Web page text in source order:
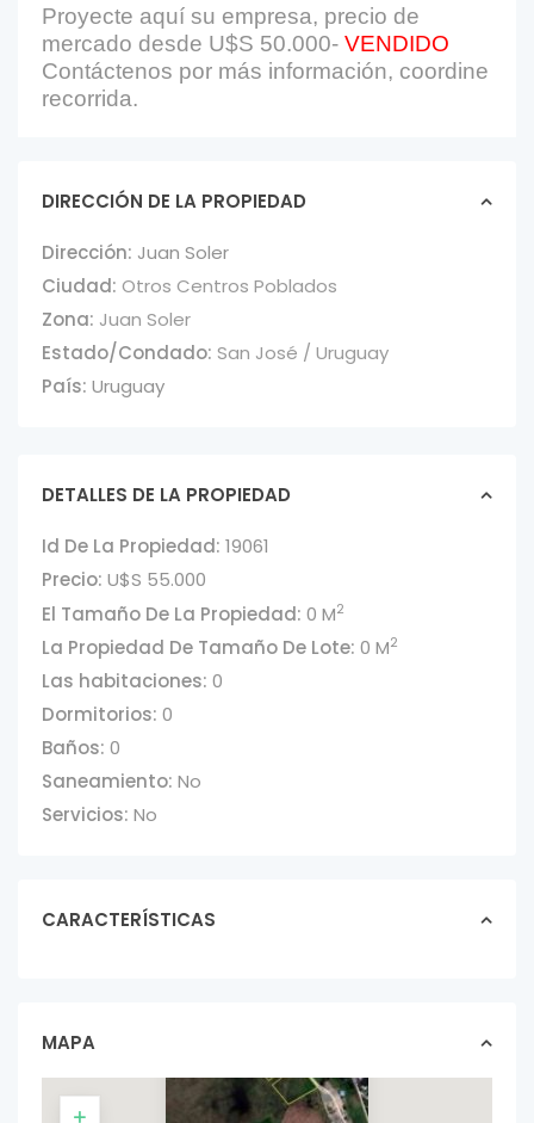
Proyecte aquí su empresa, precio de
mercado desde U$S 50.000- VENDIDO
Contáctenos por más información, coordine
recorrida.
DIRECCIÓN DE LA PROPIEDAD
Dirección: Juan Soler
Ciudad: Otros Centros Poblados
Zona: Juan Soler
Estado/Condado: San José / Uruguay
País: Uruguay
DETALLES DE LA PROPIEDAD
Id De La Propiedad: 19061
Precio: U$S 55.000
El Tamaño De La Propiedad: 0 M2
La Propiedad De Tamaño De Lote: 0 M2
Las habitaciones: 0
Dormitorios: 0
Baños: 0
Saneamiento: No
Servicios: No
CARACTERÍSTICAS
MAPA